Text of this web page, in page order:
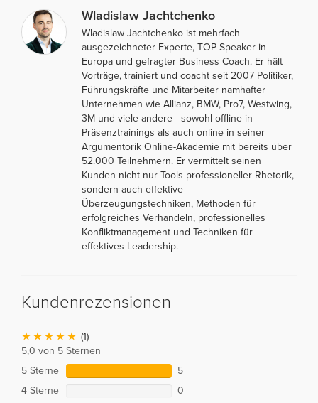
Wladislaw Jachtchenko
Wladislaw Jachtchenko ist mehrfach
ausgezeichneter Experte, TOP-Speaker in
Europa und gefragter Business Coach. Er hält
Vorträge, trainiert und coacht seit 2007 Politiker,
Führungskräfte und Mitarbeiter namhafter
Unternehmen wie Allianz, BMW, Pro7, Westwing,
3M und viele andere - sowohl offline in
Präsenztrainings als auch online in seiner
Argumentorik Online-Akademie mit bereits über
52.000 Teilnehmern. Er vermittelt seinen
Kunden nicht nur Tools professioneller Rhetorik,
sondern auch effektive
Überzeugungstechniken, Methoden für
erfolgreiches Verhandeln, professionelles
Konfliktmanagement und Techniken für
effektives Leadership.
Kundenrezensionen
(1)
5,0 von 5 Sternen
5 Sterne
5
4 Sterne
0